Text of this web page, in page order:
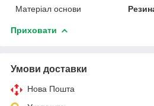
Матеріал основи
Приховати
Умови доставки
Нова Пошта